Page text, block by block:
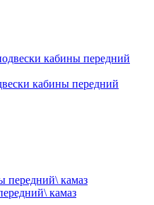
кабины передний
камаз